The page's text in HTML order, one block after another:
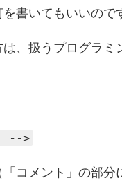
書いてもいいので
、扱うプログラミ
-->
「コメント」の部分